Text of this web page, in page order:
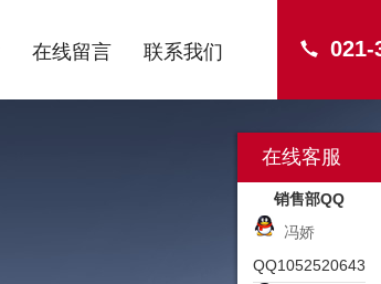
021-
在线留言 联系我们
在线客服
销售部QQ
冯娇
QQ1052520643